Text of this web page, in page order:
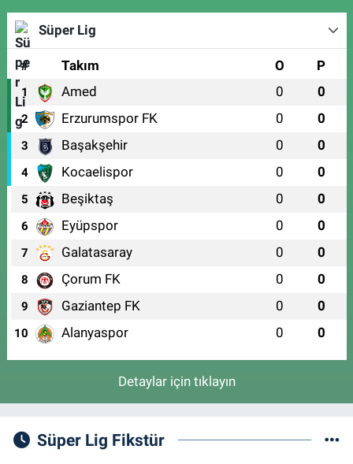
Süper Lig
# Takım O P
1 Amed 0 0
2 Erzurumspor FK 0 0
3 Başakşehir 0 0
4 Kocaelispor 0 0
5 Beşiktaş 0 0
6 Eyüpspor 0 0
7 Galatasaray 0 0
8 Çorum FK 0 0
9 Gaziantep FK 0 0
10 Alanyaspor 0 0
Detaylar için tıklayın
Süper Lig Fikstür